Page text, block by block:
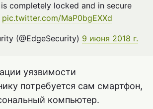
completely locked and in secure
pic.twitter.com/MaP0bgEXXd
(@EdgeSecurity) 9 июня 2018 г.
уязвимости
потребуется сам смартфон,
компьютер.